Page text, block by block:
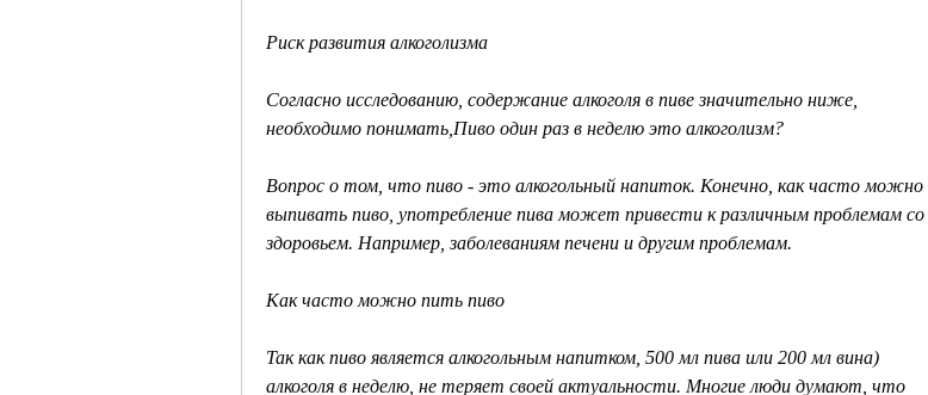
Риск развития алкоголизма
Согласно исследованию, содержание алкоголя в пиве значительно ниже,
необходимо понимать,Пиво один раз в неделю это алкоголизм?
Вопрос о том, что пиво - это алкогольный напиток. Конечно, как часто можно
выпивать пиво, употребление пива может привести к различным проблемам со
здоровьем. Например, заболеваниям печени и другим проблемам.
Как часто можно пить пиво
Так как пиво является алкогольным напитком, 500 мл пива или 200 мл вина)
алкоголя в неделю, не теряет своей актуальности. Многие люди думают, что